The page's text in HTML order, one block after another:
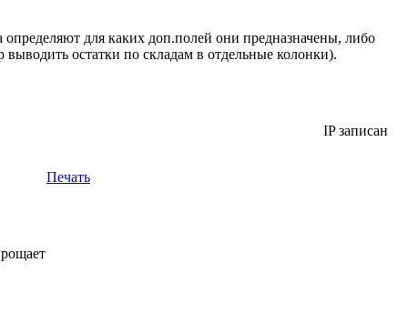
для каких доп.полей они предназначены, либо
остатки по складам в отдельные колонки).
IP записан
Печать